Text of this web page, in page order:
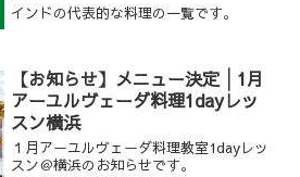
インドの代表的な料理の一覧です。
【お知らせ】メニュー決定│1月
アーユルヴェーダ料理1dayレッ
スン横浜
１月アーユルヴェーダ料理教室1dayレッ
スン＠横浜のお知らせです。